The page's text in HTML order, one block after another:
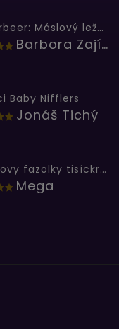
Butterbeer: Máslový ležák
Barbora Zajícová
Baby Nifflers
Jonáš Tichý
Bertíkovy fazolky tisíckrát jinak
Mega